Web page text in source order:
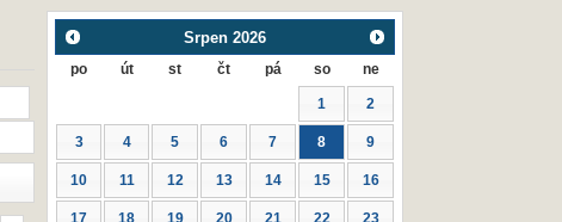
Srpen 2026
po út st čt pá so ne
1 2
3 4 5 6 7 8 9
10 11 12 13 14 15 16
17 18 19 20 21 22 23